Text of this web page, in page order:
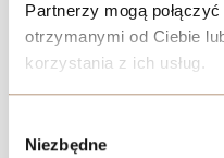
Partnerzy mogą
otrzymanymi od Ciebie
korzystania z ich usług.
process your information.
zgody
Niezbędne
UMÓW SIĘ NA WIZYTĘ